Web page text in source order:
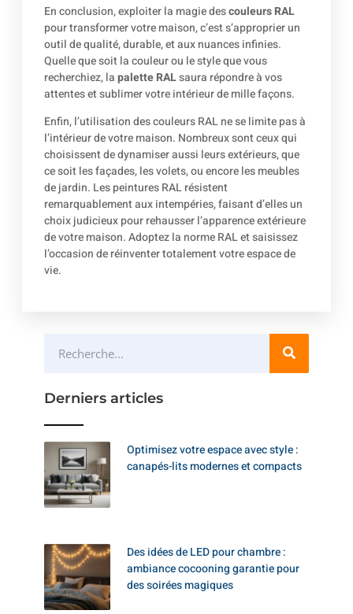
En conclusion, exploiter la magie descouleurs RAL
pour transformer votre maison, c’est s’approprier un
outil de qualité, durable, et aux nuances infinies.
Quelle que soit la couleur ou le style que vous
recherchiez, lapalette RALsaura répondre à vos
attentes et sublimer votre intérieur de mille façons.
Enfin, l’utilisation des couleurs RAL ne se limite pas à
l’intérieur de votre maison. Nombreux sont ceux qui
choisissent de dynamiser aussi leurs extérieurs, que
ce soit les façades, les volets, ou encore les meubles
de jardin. Les peintures RAL résistent
remarquablement aux intempéries, faisant d’elles un
choix judicieux pour rehausser l’apparence extérieure
de votre maison. Adoptez la norme RAL et saisissez
l’occasion de réinventer totalement votre espace de
vie.
Derniers articles
Optimisez votre espace avec style :
canapés-lits modernes et compacts
Des idées de LED pour chambre :
ambiance cocooning garantie pour
des soirées magiques